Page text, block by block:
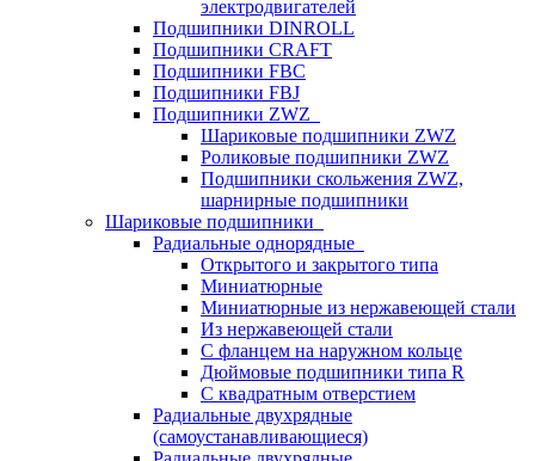
электродвигателей
Подшипники DINROLL
Подшипники CRAFT
Подшипники FBC
Подшипники FBJ
Подшипники ZWZ
Шариковые подшипники ZWZ
Роликовые подшипники ZWZ
Подшипники скольжения ZWZ,
шарнирные подшипники
Шариковые подшипники
Радиальные однорядные
Открытого и закрытого типа
Миниатюрные
Миниатюрные из нержавеющей стали
Из нержавеющей стали
С фланцем на наружном кольце
Дюймовые подшипники типа R
С квадратным отверстием
Радиальные двухрядные
(самоустанавливающиеся)